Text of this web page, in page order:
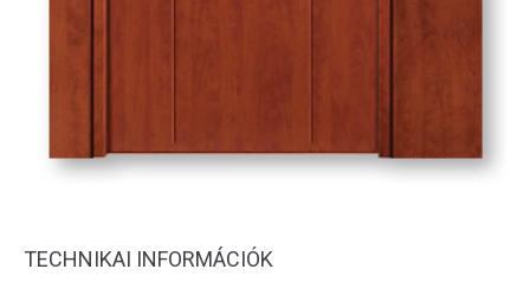
TECHNIKAI INFORMÁCIÓK